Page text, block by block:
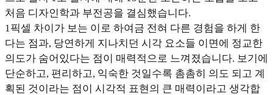
처음 디자인학과 부전공을 결심했습니다.
1픽셀 차이가 보는 이로 하여금 전혀 다른 경험을 하게 한
다는 점과, 당연하게 지나치던 시각 요소들 이면에 정교한
의도가 숨어있다는 점이 매력적으로 느껴졌습니다. 보기에
단순하고, 편리하고, 익숙한 것일수록 촘촘히 의도 되고 계
획된 것이라는 점이 시각적 표현의 큰 매력이라고 생각합